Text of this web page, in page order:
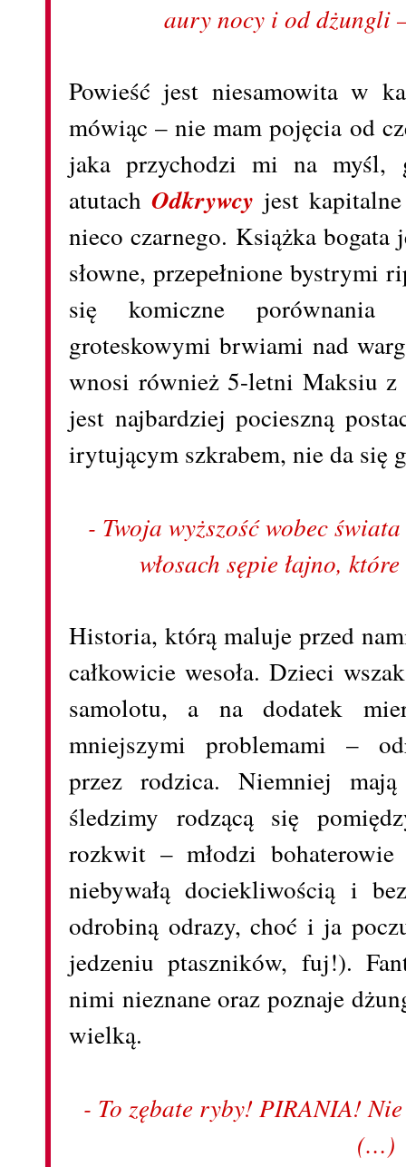
aury nocy i od dżungli
Powieść jest niesamowita w
mówiąc – nie mam pojęcia od
jaka przychodzi mi na myśl,
atutach Odkrywcy jest
nieco czarnego. Książka bogata
słowne, przepełnione bystrymi
się komiczne porównania
groteskowymi brwiami nad
wnosi również 5-letni Maksiu
jest najbardziej pocieszną
irytującym szkrabem, nie da się
- Twoja wyższość wobec
włosach sępie łajno,
Historia, którą maluje przed
całkowicie wesoła. Dzieci
samolotu, a na dodatek
mniejszymi problemami –
przez rodzica. Niemniej
śledzimy rodzącą się
rozkwit – młodzi
niebywałą dociekliwością i
odrobiną odrazy, choć i ja
jedzeniu ptaszników, fuj!).
nimi nieznane oraz poznaje
wielką.
- To zębate ryby! PIRANIA!
(…)